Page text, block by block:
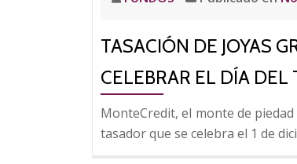
TASACIÓN DE JOYAS
CELEBRAR EL DÍA DEL
MonteCredit, el monte de
tasador que se celebra el 1 de